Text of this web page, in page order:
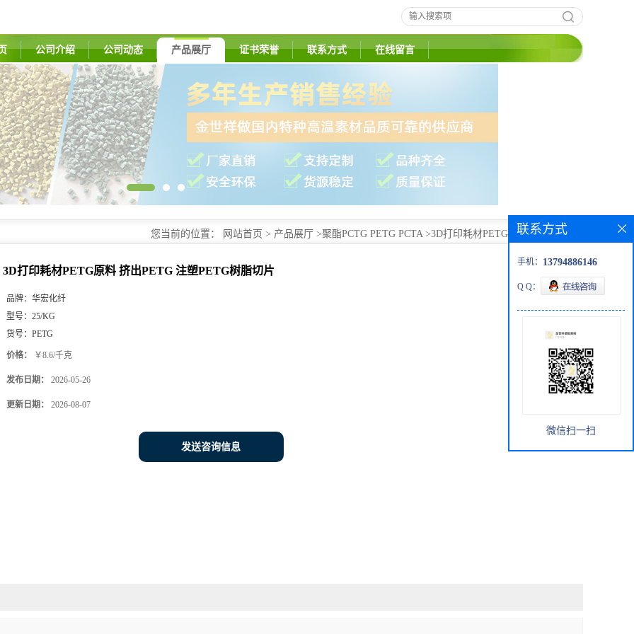
公司介绍 公司动态 产品展厅 证书荣誉 联系方式 在线留言
您当前的位置： 网站首页 > 产品展厅 >聚酯PCTG PETG PCTA>3D打印耗材PETG原料 挤出
PETG 注塑PETG树脂切片
3D打印耗材PETG原料 挤出PETG 注塑PETG树脂切片
品牌： 华宏化纤
型号： 25/KG
货号： PETG
价格： ￥8.6/千克
发布日期： 2026-05-26
更新日期： 2026-08-07
发送咨询信息
联系方式
手机： 13794886146
Q Q：
微信扫一扫